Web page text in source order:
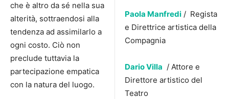
che è altro da sé nella sua
alterità, sottraendosi alla
tendenza ad assimilarlo a
ogni costo. Ciò non
preclude tuttavia la
partecipazione empatica
con la natura del luogo.
Paola Manfredi / Regista
e Direttrice artistica della
Compagnia
Dario Villa / Attore e
Direttore artistico del
Teatro